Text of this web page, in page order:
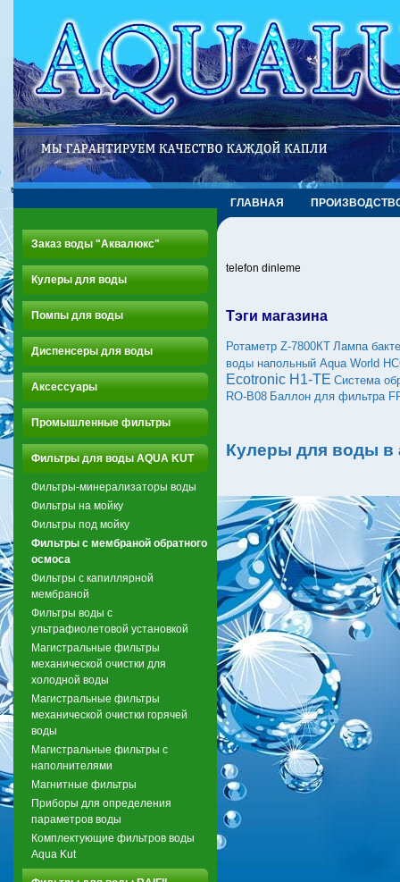
ГЛАВНАЯ
Заказ воды "Аквалюкс"
Кулеры для воды
Помпы для воды
Диспенсеры для воды
Аксессуары
Промышленные фильтры
Фильтры для воды AQUA KUT
Фильтры-минерализаторы воды
Фильтры на мойку
Фильтры под мойку
Фильтры с мембраной обратного
осмоса
Фильтры с капиллярной
мембраной
Фильтры воды с
ультрафиолетовой установкой
Магистральные фильтры
механической очистки для
холодной воды
Магистральные фильтры
механической очистки горячей
воды
Магистральные фильтры с
наполнителями
Магнитные фильтры
Приборы для определения
параметров воды
Комплектующие фильтров воды
Aqua Kut
telefon dinleme
Тэги магазина
Ротаметр Z-7800КТ Лампа
воды напольный Aqua World
Ecotronic H1-ТE Система
RO-B08 Баллон для фильтра
Кулеры для воды в